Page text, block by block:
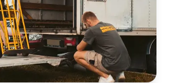
odpadu — čo s